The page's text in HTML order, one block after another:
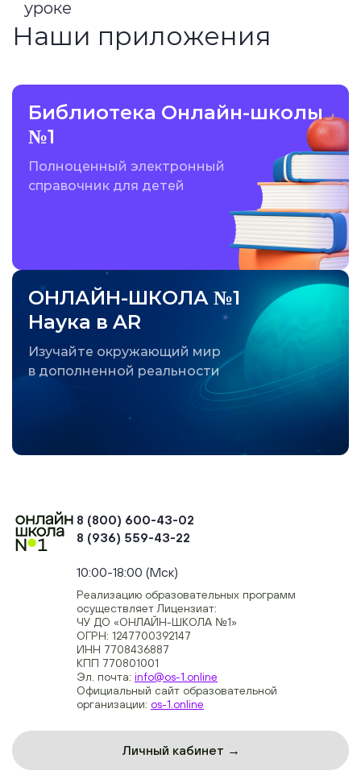
уроке
Наши приложения
Библиотека Онлайн-школы
№1
Полноценный электронный
справочник для детей
ОНЛАЙН-ШКОЛА №1
Наука в AR
Изучайте окружающий мир
в дополненной реальности
8 (800) 600-43-02
8 (936) 559-43-22
10:00-18:00 (Мск)
Реализацию образовательных программ
осуществляет Лицензиат:
ЧУ ДО «ОНЛАЙН-ШКОЛА №1»
ОГРН: 1247700392147
ИНН 7708436887
КПП 770801001
Эл. почта: info@os-1.online
Официальный сайт образовательной
организации: os-1.online
Личный кабинет →